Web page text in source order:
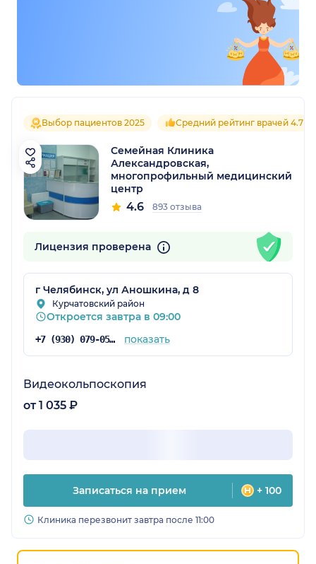
Выбор пациентов 2025 Средний рейтинг врачей 4.7
Семейная Клиника
Александровская,
многопрофильный медицинский
центр
4.6 893 отзыва
Лицензия проверена
г Челябинск, ул Аношкина, д 8
Курчатовский район
Откроется завтра в 09:00
+7 (930) 079-05-39 показать
Видеокольпоскопия
от 1 035 ₽
Записаться на прием + 100
Клиника перезвонит завтра после 11:00